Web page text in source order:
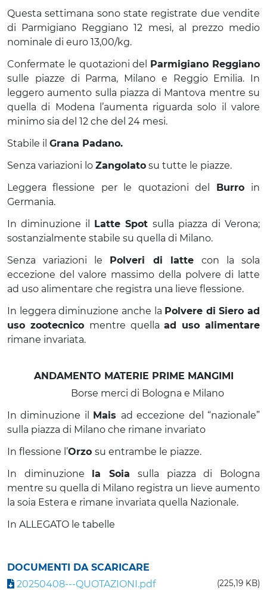
Questa settimana sono state registrate due vendite
di Parmigiano Reggiano 12 mesi, al prezzo medio
nominale di euro 13,00/kg.
Confermate le quotazioni del Parmigiano Reggiano
sulle piazze di Parma, Milano e Reggio Emilia. In
leggero aumento sulla piazza di Mantova mentre su
quella di Modena l’aumenta riguarda solo il valore
minimo sia del 12 che del 24 mesi.
Stabile il Grana Padano.
Senza variazioni lo Zangolato su tutte le piazze.
Leggera flessione per le quotazioni del Burro in
Germania.
In diminuzione il Latte Spot sulla piazza di Verona;
sostanzialmente stabile su quella di Milano.
Senza variazioni le Polveri di latte con la sola
eccezione del valore massimo della polvere di latte
ad uso alimentare che registra una lieve flessione.
In leggera diminuzione anche la Polvere di Siero ad
uso zootecnico mentre quellaad uso alimentare
rimane invariata.
ANDAMENTO MATERIE PRIME MANGIMI
Borse merci di Bologna e Milano
In diminuzione il Mais ad eccezione del “nazionale”
sulla piazza di Milano che rimane invariato
In flessione l’Orzo su entrambe le piazze.
In diminuzione la Soia sulla piazza di Bologna
mentre su quella di Milano registra un lieve aumento
la soia Estera e rimane invariata quella Nazionale.
In ALLEGATO le tabelle
DOCUMENTI DA SCARICARE
20250408---QUOTAZIONI.pdf
(225,19 KB)